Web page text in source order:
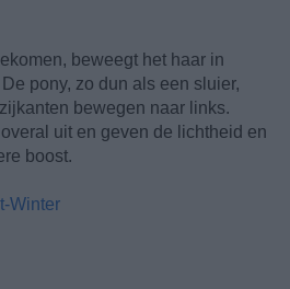
beweegt het haar in
pony, zo dun als een sluier,
bewegen naar links.
uit en geven de lichtheid en
boost.
Winter